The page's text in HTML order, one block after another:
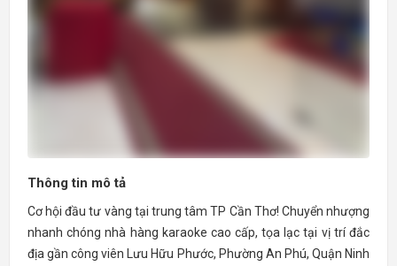
Thông tin mô tả
Cơ hội đầu tư vàng tại trung tâm TP Cần Thơ! Chuyển nhượng
nhanh chóng nhà hàng karaoke cao cấp, tọa lạc tại vị trí đắc
địa gần công viên Lưu Hữu Phước, Phường An Phú, Quận Ninh